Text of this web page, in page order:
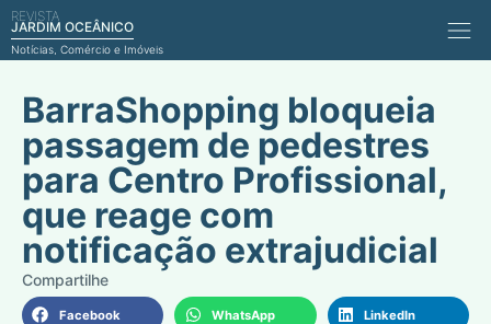
REVISTA
JARDIM OCEÂNICO
Notícias, Comércio e Imóveis
BarraShopping bloqueia
passagem de pedestres
para Centro Profissional,
que reage com
notificação extrajudicial
Facebook WhatsApp LinkedIn